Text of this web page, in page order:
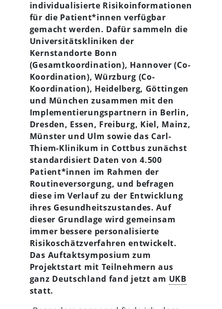
individualisierte Risikoinformationen
für die Patient*innen verfügbar
gemacht werden. Dafür sammeln die
Universitätskliniken der
Kernstandorte Bonn
(Gesamtkoordination), Hannover (Co-
Koordination), Würzburg (Co-
Koordination), Heidelberg, Göttingen
und München zusammen mit den
Implementierungspartnern in Berlin,
Dresden, Essen, Freiburg, Kiel, Mainz,
Münster und Ulm sowie das Carl-
Thiem-Klinikum in Cottbus zunächst
standardisiert Daten von 4.500
Patient*innen im Rahmen der
Routineversorgung, und befragen
diese im Verlauf zu der Entwicklung
ihres Gesundheitszustandes. Auf
dieser Grundlage wird gemeinsam
immer bessere personalisierte
Risikoschätzverfahren entwickelt.
Das Auftaktsymposium zum
Projektstart mit Teilnehmern aus
ganz Deutschland fand jetzt am UKB
statt.